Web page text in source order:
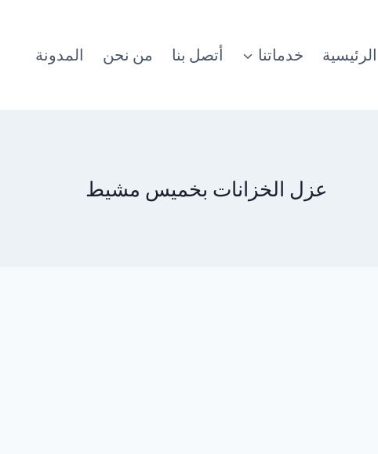
الرئيسية خدماتنا أتصل بنا من نحن المدونة
عزل الخزانات بخميس مشيط